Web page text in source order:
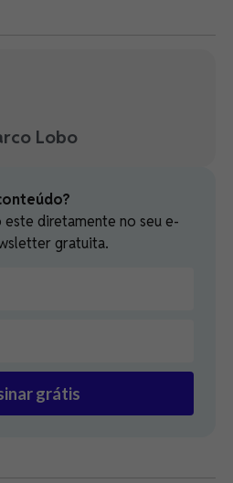
Lobo
diretamente no seu e-
gratuita.
grátis